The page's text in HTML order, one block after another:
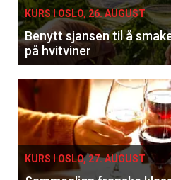
KURS I OSLO, 26. AUGUST
Benytt sjansen til å
på hvitviner
KURS I OSLO, 27. AUGUST